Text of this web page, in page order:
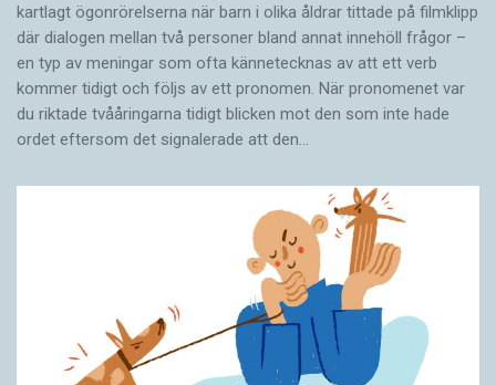
kartlagt ögonrörelserna när barn i olika åldrar tittade på filmklipp
där dialogen mellan två personer bland annat innehöll frågor –
en typ av meningar som ofta kännetecknas av att ett verb
kommer tidigt och följs av ett pronomen. När pronomenet var
du riktade tvååringarna tidigt blicken mot den som inte hade
ordet eftersom det ­signalerade att den…